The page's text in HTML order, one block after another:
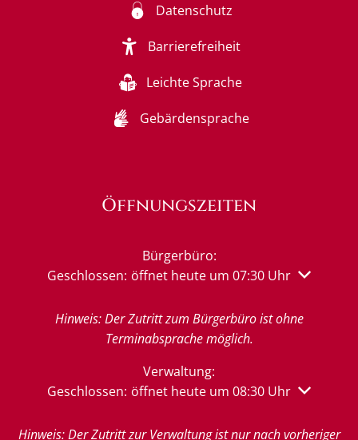
Datenschutz
Barrierefreiheit
Leichte Sprache
Gebärdensprache
Öffnungszeiten
Bürgerbüro:
Klicken, um weitere Öffnungs- oder Schließzeiten
Geschlossen: öffnet heute um 07:30 Uhr
Hinweis: Der Zutritt zum Bürgerbüro ist ohne
Terminabsprache möglich.
Verwaltung:
Klicken, um weitere Öffnungs- oder Schließzeiten
Geschlossen: öffnet heute um 08:30 Uhr
Hinweis: Der Zutritt zur Verwaltung ist nur nach vorheriger